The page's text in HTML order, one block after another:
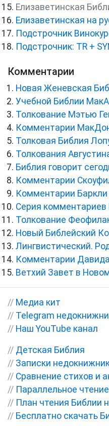
Елизаветинская
Елизаветинская на
Подстрочник
Подстрочник: TR +
Комментарии
Новая Женевская
Учебной Библии
Толкование Мэтью
Комментарии
Толковая Библия
Толкования
Библия говорит
Комментарии
Комментарии Баркли
Серия комментариев
Толкование
Новый Библейский
Лингвистический.
Комментарии
Ветхий Завет в
// Медиа кит
// Telegram
// Наш YouTube канал
// Детская Библия
// Записки
// Сравнение стихов и
// Параллельное
// План чтения Библии
// Бесплатно скачать